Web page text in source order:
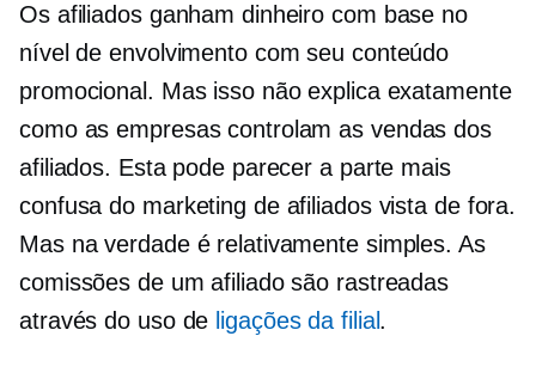
Os afiliados ganham dinheiro com base no
nível de envolvimento com seu conteúdo
promocional. Mas isso não explica exatamente
como as empresas controlam as vendas dos
afiliados. Esta pode parecer a parte mais
confusa do marketing de afiliados vista de fora.
Mas na verdade é relativamente simples. As
comissões de um afiliado são rastreadas
através do uso de ligações da filial.